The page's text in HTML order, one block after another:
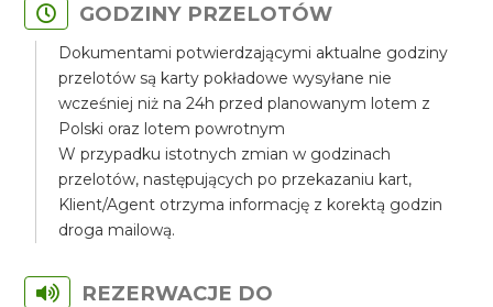
GODZINY PRZELOTÓW
Dokumentami potwierdzającymi aktualne godziny
przelotów są karty pokładowe wysyłane nie
wcześniej niż na 24h przed planowanym lotem z
Polski oraz lotem powrotnym
W przypadku istotnych zmian w godzinach
przelotów, następujących po przekazaniu kart,
Klient/Agent otrzyma informację z korektą godzin
droga mailową.
REZERWACJE DO